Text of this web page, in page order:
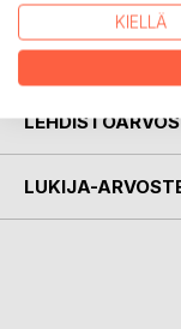
KIRJAILIJA
LUKIJA-
KIELLÄ